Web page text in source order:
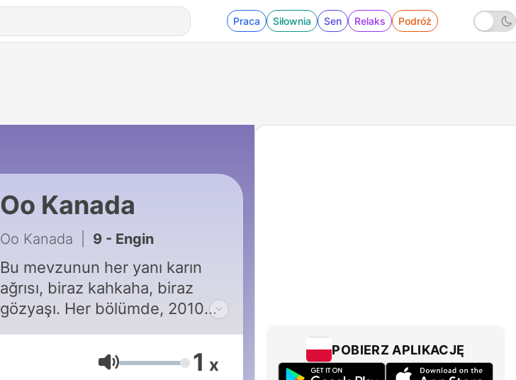
Praca Siłownia Sen Relaks Podróż
Oo Kanada
Oo Kanada 9 - Engin
Bu mevzunun her yanı karın
ağrısı, biraz kahkaha, biraz
gözyaşı. Her bölümde, 2010
yeni nesil/dalga göçmenlerle
kendi deneyimlerini, göç
Głośność 1 x
POBIERZ APLIKACJĘ